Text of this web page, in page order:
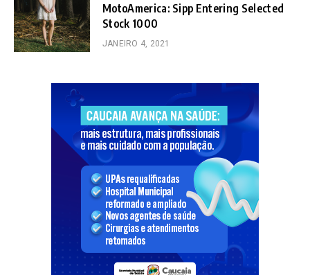
MotoAmerica: Sipp Entering Selected
Stock 1000
JANEIRO 4, 2021